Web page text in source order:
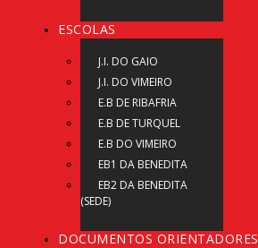
ESCOLAS
J.I. DO GAIO
J.I. DO VIMEIRO
E.B DE RIBAFRIA
E.B DE TURQUEL
E.B DO VIMEIRO
EB1 DA BENEDITA
EB2 DA BENEDITA
(SEDE)
DOCUMENTOS ORIENTADORES